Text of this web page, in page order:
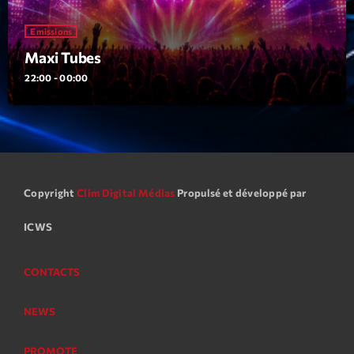
Featured
Flow
Gear
General
Health
Insights
Interviews
Music
Music Industry
Emissions
Maxi Tubes
22:00 - 00:00
Copyright Clim Digital Médias Propulsé et développé par
ICWS
CONTACTS
NEWS
PROMOTE